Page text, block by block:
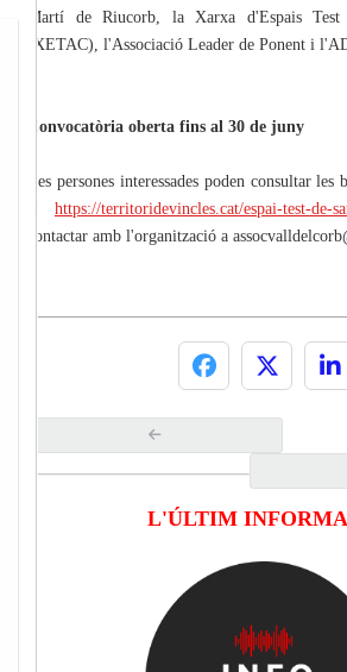
Martí de Riucorb, la Xarxa d'Espais
(XETAC), l'Associació Leader de Ponent i
Convocatòria oberta fins al 30 de juny
Les persones interessades poden consultar les
https://territoridevincles.cat/espai-test-de-
contactar amb l'organització a
L'ÚLTIM